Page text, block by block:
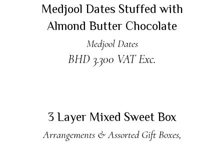
Medjool Dates Stuffed with
Almond Butter Chocolate
Medjool Dates
BHD 3.300 VAT Exc.
3 Layer Mixed Sweet Box
Arrangements & Assorted Gift Boxes,